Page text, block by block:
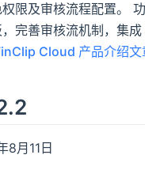
限及审核流程配置。
完善审核流机制，集成
Cloud 产品介绍文
8月11日
助
技术顾问，获取产品资料